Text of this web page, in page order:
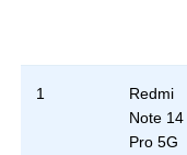
1
Redmi
Note 14
Pro 5G